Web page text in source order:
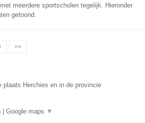
meerdere sportscholen tegelijk. Hieronder
getoond.
»»
plaats Herchies en in de provincie
Google maps ▼